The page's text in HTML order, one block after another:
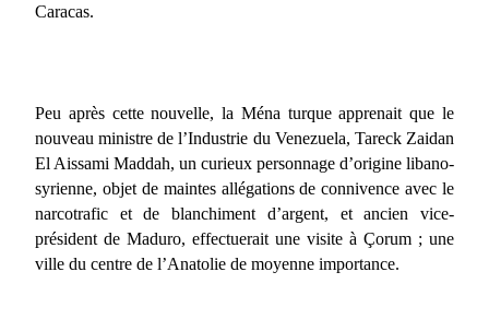
Caracas.
Peu après cette nouvelle, la Ména turque apprenait que le
nouveau ministre de l’Industrie du Venezuela, Tareck Zaidan
El Aissami Maddah, un curieux personnage d’origine libano-
syrienne, objet de maintes allégations de connivence avec le
narcotrafic et de blanchiment d’argent, et ancien vice-
président de Maduro, effectuerait une visite à Çorum ; une
ville du centre de l’Anatolie de moyenne importance.